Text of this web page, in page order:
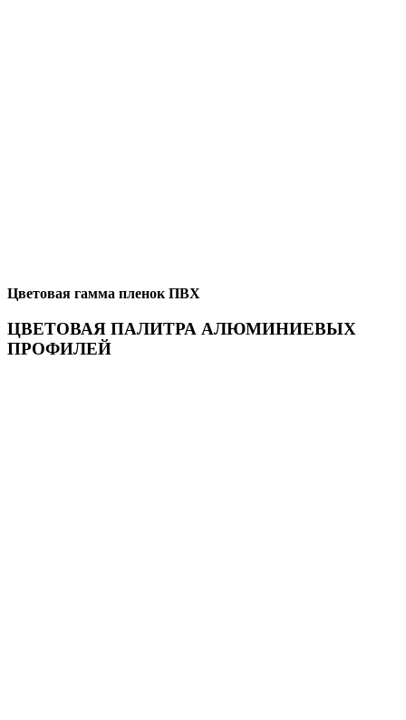
Цветовая гамма пленок ПВХ
ЦВЕТОВАЯ ПАЛИТРА АЛЮМИНИЕВЫХ
ПРОФИЛЕЙ